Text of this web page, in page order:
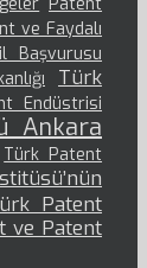
ve Faydalı
Başvurusu
Türk
Endüstrisi
Ankara
Türk Patent
Patent
ve Patent